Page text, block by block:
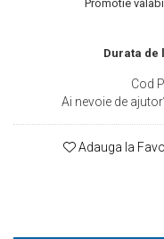
Promotie
Durata de
Cod
Ai nevoie de
Adauga la